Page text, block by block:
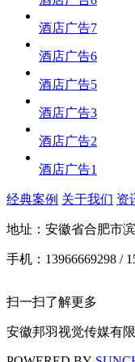
酒店广告7
酒店广告6
酒店广告5
酒店广告3
酒店广告2
酒店广告1
经典案例 关于我们 资
地址：安徽省合肥市
手机：13966669298 /
扫一扫了解更多
安徽邦羽视觉传媒有